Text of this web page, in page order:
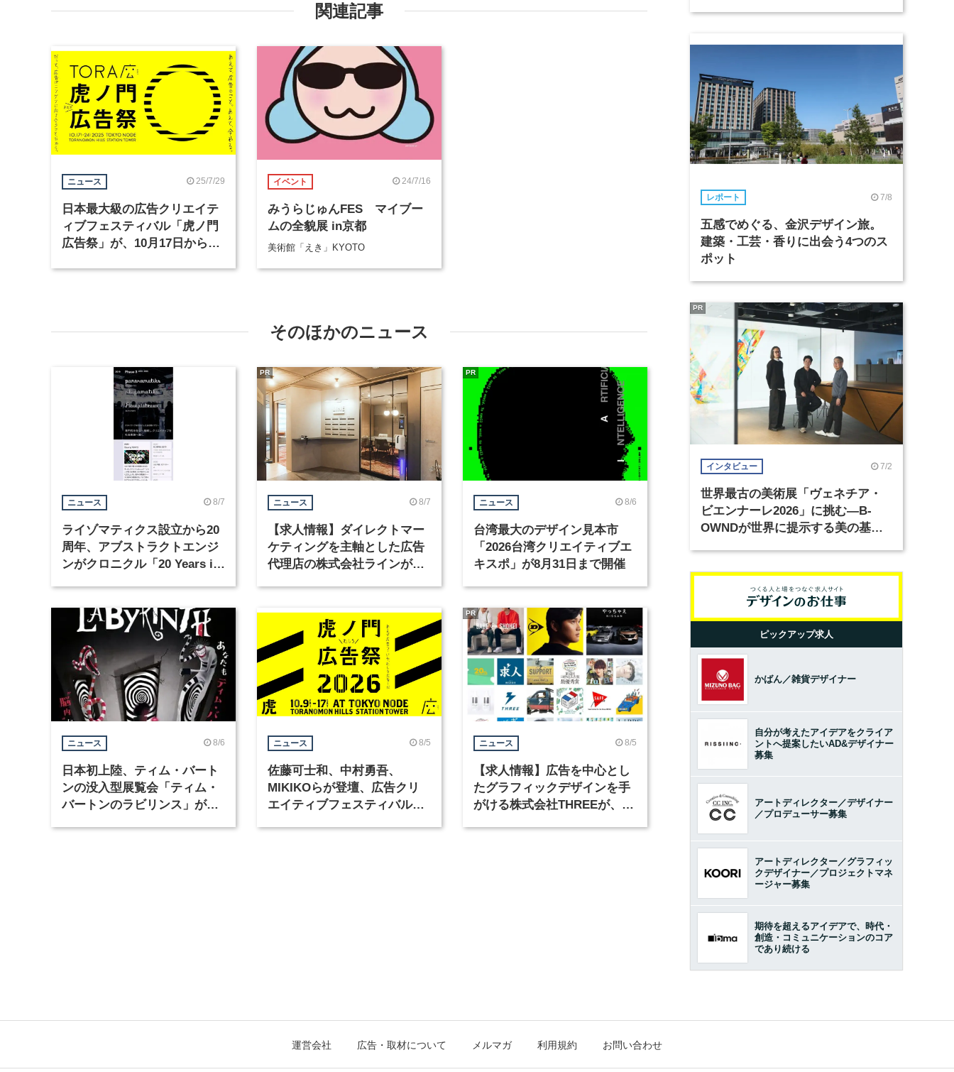
関連記事
ニュース 25/7/29
日本最大級の広告クリエイテ
ィブフェスティバル「虎ノ門
広告祭」が、10月17日から開
イベント 24/7/16
みうらじゅんFES マイブー
ムの全貌展 in京都
美術館「えき」KYOTO
そのほかのニュース
ニュース 8/7
ライゾマティクス設立から20
周年、アブストラクトエンジ
ンがクロニクル「20 Years in
ニュース 8/7
【求人情報】ダイレクトマー
ケティングを主軸とした広告
代理店の株式会社ラインが、
PR
ニュース 8/6
台湾最大のデザイン見本市
「2026台湾クリエイティブエ
キスポ」が8月31日まで開催
PR
ニュース 8/6
日本初上陸、ティム・バート
ンの没入型展覧会「ティム・
バートンのラビリンス」が東
ニュース 8/5
佐藤可士和、中村勇吾、
MIKIKOらが登壇、広告クリ
エイティブフェスティバル
ニュース 8/5
【求人情報】広告を中心とし
たグラフィックデザインを手
がける株式会社THREEが、グ
PR
レポート 7/8
五感でめぐる、金沢デザイン旅。
建築・工芸・香りに出会う4つのス
ポット
インタビュー 7/2
世界最古の美術展「ヴェネチア・
ビエンナーレ2026」に挑む―B-
OWNDが世界に提示する美の基準
PR
ピックアップ求人
かばん／雑貨デザイナー
自分が考えたアイデアをクライア
ントへ提案したいAD&デザイナー
募集
アートディレクター／デザイナー
／プロデューサー募集
アートディレクター／グラフィッ
クデザイナー／プロジェクトマネ
ージャー募集
期待を超えるアイデアで、時代・
創造・コミュニケーションのコア
であり続ける
運営会社 広告・取材について メルマガ 利用規約 お問い合わせ